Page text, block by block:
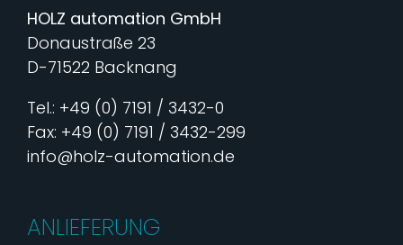
HOLZ automation GmbH
Donaustraße 23
D-71522 Backnang
Tel.: +49 (0) 7191 / 3432-0
Fax: +49 (0) 7191 / 3432-299
info@holz-automation.de
ANLIEFERUNG